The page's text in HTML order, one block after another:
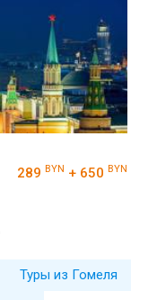
289 BYN + 650 BYN
Туры из Гомеля